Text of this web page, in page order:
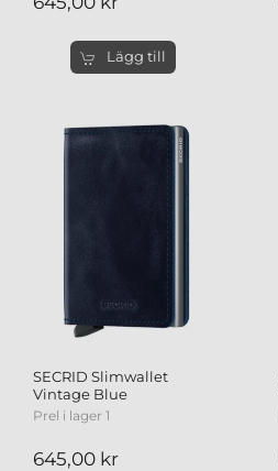
Lägg till
SECRID Slimwallet
Vintage Blue
Prel i lager 1
645,00 kr